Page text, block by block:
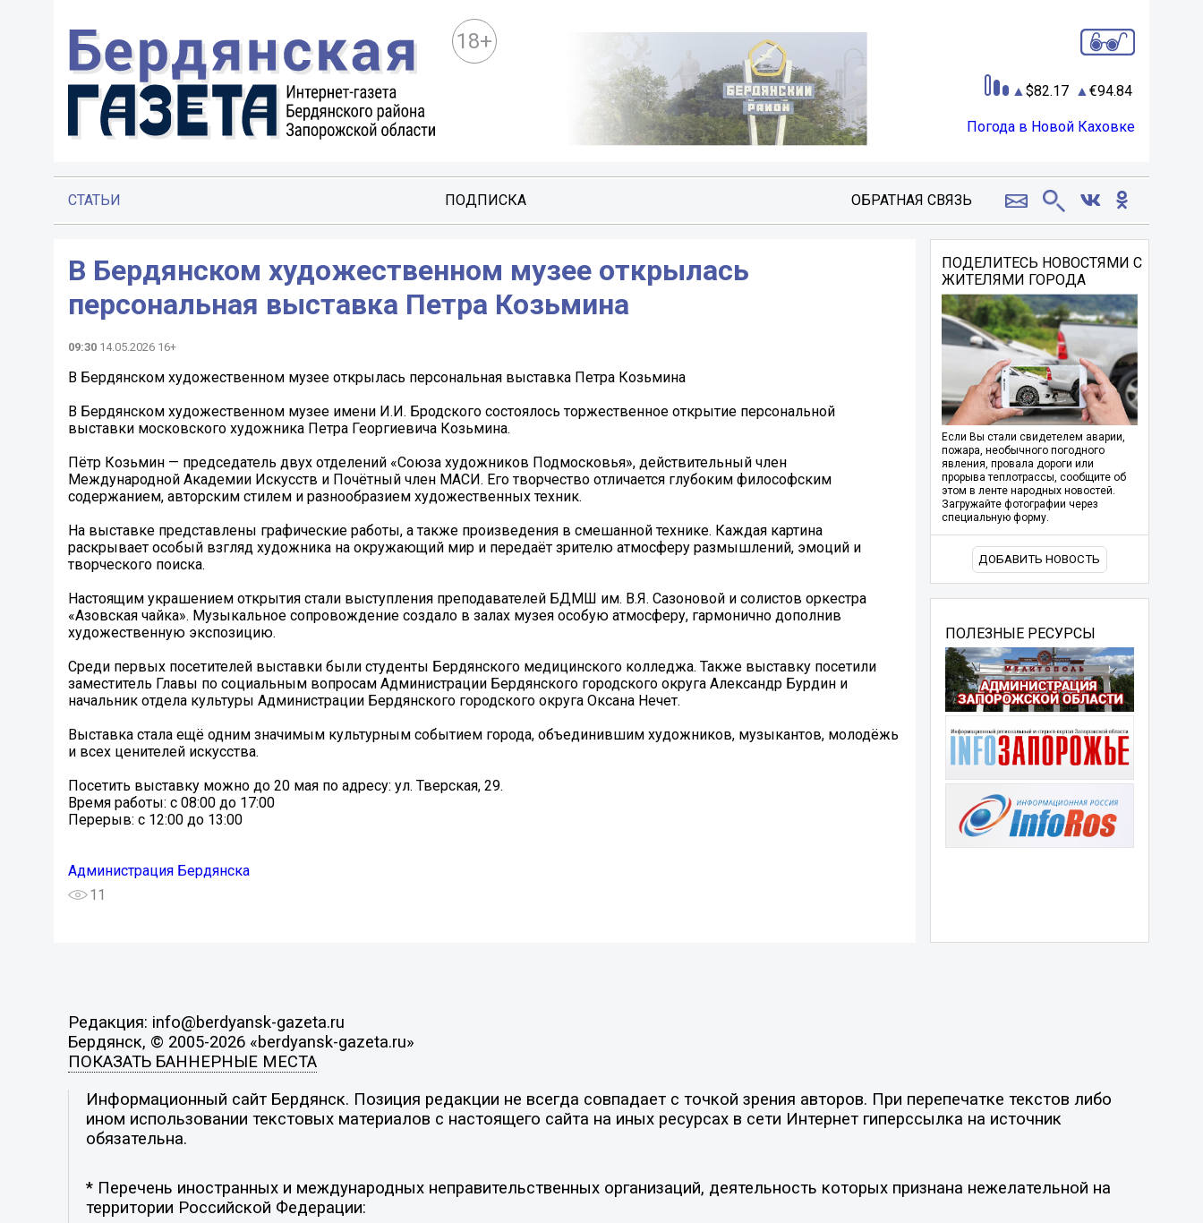
18+
82.17 94.84
Погода в Новой Каховке
СТАТЬИ ПОДПИСКА ОБРАТНАЯ СВЯЗЬ
В Бердянском художественном музее открылась
персональная выставка Петра Козьмина
09:30 14.05.2026 16+
В Бердянском художественном музее открылась персональная выставка Петра Козьмина
В Бердянском художественном музее имени И.И. Бродского состоялось торжественное открытие персональной
выставки московского художника Петра Георгиевича Козьмина.
Пётр Козьмин — председатель двух отделений «Союза художников Подмосковья», действительный член
Международной Академии Искусств и Почётный член МАСИ. Его творчество отличается глубоким философским
содержанием, авторским стилем и разнообразием художественных техник.
На выставке представлены графические работы, а также произведения в смешанной технике. Каждая картина
раскрывает особый взгляд художника на окружающий мир и передаёт зрителю атмосферу размышлений, эмоций и
творческого поиска.
Настоящим украшением открытия стали выступления преподавателей БДМШ им. В.Я. Сазоновой и солистов оркестра
«Азовская чайка». Музыкальное сопровождение создало в залах музея особую атмосферу, гармонично дополнив
художественную экспозицию.
Среди первых посетителей выставки были студенты Бердянского медицинского колледжа. Также выставку посетили
заместитель Главы по социальным вопросам Администрации Бердянского городского округа Александр Бурдин и
начальник отдела культуры Администрации Бердянского городского округа Оксана Нечет.
Выставка стала ещё одним значимым культурным событием города, объединившим художников, музыкантов, молодёжь
и всех ценителей искусства.
Посетить выставку можно до 20 мая по адресу: ул. Тверская, 29.
Время работы: с 08:00 до 17:00
Перерыв: с 12:00 до 13:00
Администрация Бердянска
11
ПОДЕЛИТЕСЬ НОВОСТЯМИ С
ЖИТЕЛЯМИ ГОРОДА
Если Вы стали свидетелем аварии,
пожара, необычного погодного
явления, провала дороги или
прорыва теплотрассы, сообщите об
этом в ленте народных новостей.
Загружайте фотографии через
специальную форму.
ДОБАВИТЬ НОВОСТЬ
ПОЛЕЗНЫЕ РЕСУРСЫ
Редакция: info@berdyansk-gazeta.ru
Бердянск, © 2005-2026 «berdyansk-gazeta.ru»
ПОКАЗАТЬ БАННЕРНЫЕ МЕСТА
Информационный сайт Бердянск. Позиция редакции не всегда совпадает с точкой зрения авторов. При перепечатке текстов либо
ином использовании текстовых материалов с настоящего сайта на иных ресурсах в сети Интернет гиперссылка на источник
обязательна.
* Перечень иностранных и международных неправительственных организаций, деятельность которых признана нежелательной на
территории Российской Федерации: